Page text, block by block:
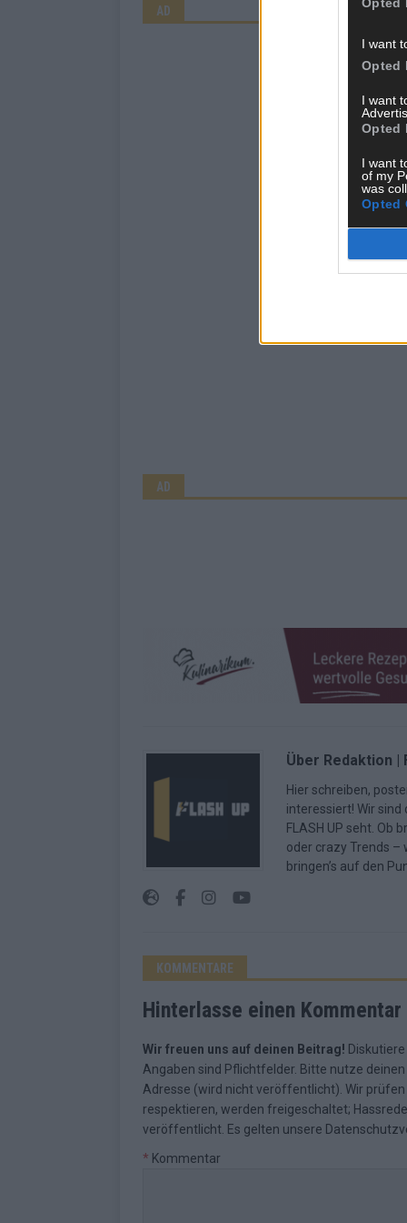
I want
Opted
I want
Opted
I want
of my
was
Opted
AD
AD
Über Redaktion |
Hier schreiben,
interessiert! Wir sind
FLASH UP seht. Ob
oder crazy Trends –
bringen’s auf den
KOMMENTARE
Hinterlasse einen Kommentar
Wir freuen uns auf deinen Beitrag!
Angaben sind Pflichtfelder. Bitte nutze
Adresse (wird nicht veröffentlicht). Wir
respektieren, werden freigeschaltet;
veröffentlicht. Es gelten unsere
* Kommentar